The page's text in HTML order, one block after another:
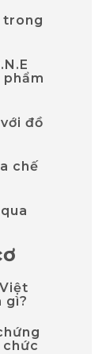
trong
đồ
chế
gì?
chức